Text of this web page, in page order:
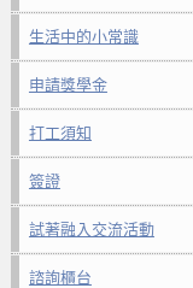
生活中的小常識
申請獎學金
打工須知
簽證
試著融入交流活動
諮詢櫃台